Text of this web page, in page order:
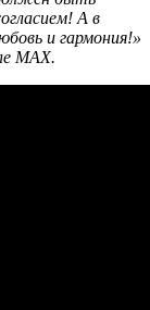
А в
и гармония!»
MAX.